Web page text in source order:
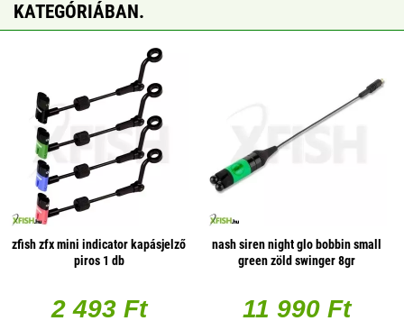
KATEGÓRIÁBAN.
zfish zfx mini indicator kapásjelző
piros 1 db
2 493 Ft
nash siren night glo bobbin small
green zöld swinger 8gr
11 990 Ft